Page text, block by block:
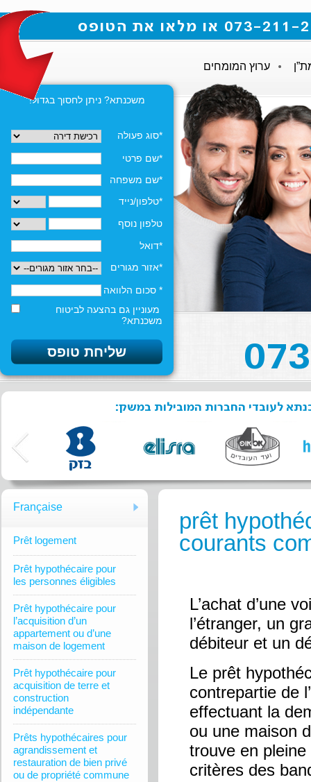
ערוץ המומחים
משכנתא? ניתן לחסוך בגדול!
*סוג פעולה
*שם פרטי
*שם משפחה
*טלפון/נייד
טלפון נוסף
*דואל
*אזור מגורים
* סכום הלוואה
מעוניין גם בהצעה לביטוח
משכנתא?
לעובדי החברות המובילות במשק:
Française
Prêt logement
Prêt hypothécaire pour
les personnes éligibles
Prêt hypothécaire pour
l’acquisition d’un
appartement ou d’une
maison de logement
Prêt hypothécaire pour
acquisition de terre et
construction
indépendante
Prêts hypothécaires pour
agrandissement et
restauration de bien privé
ou de propriété commune
prêt
courants
L’achat d’une
l’étranger, un
débiteur et un
Le prêt
contrepartie de
effectuant la
ou une maison
trouve en
critères des